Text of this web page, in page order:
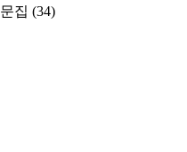
집 (34)